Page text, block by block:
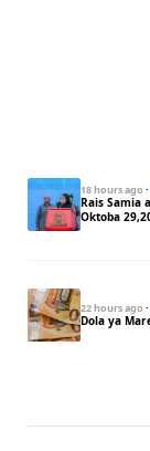
18 hours ago ·
Rais Samia
Oktoba
22 hours ago ·
Dola ya